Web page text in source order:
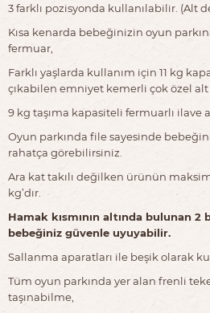
3 farklı pozisyonda kullanılabilir. (Alt
Kısa kenarda bebeğinizin oyun
fermuar,
Farklı yaşlarda kullanım için 11 kg
çıkabilen emniyet kemerli çok özel
9 kg taşıma kapasiteli fermuarlı ilave
Oyun parkında file sayesinde
rahatça görebilirsiniz.
Ara kat takılı değilken ürünün
kg’dır.
Hamak kısmının altında bulunan
bebeğiniz güvenle uyuyabilir.
Sallanma aparatları ile beşik olarak
Tüm oyun parkında yer alan frenli
taşınabilme,